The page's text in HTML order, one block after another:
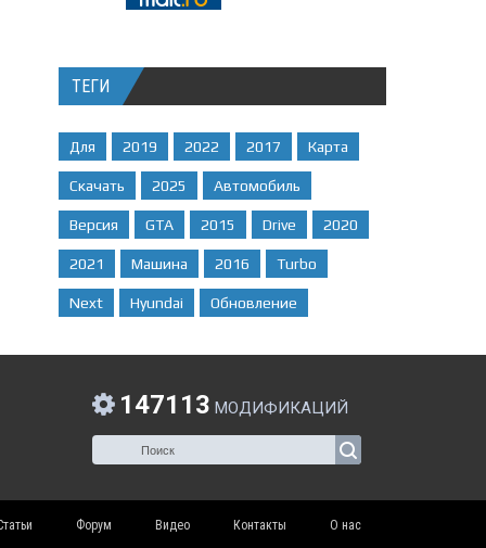
ТЕГИ
Для 2019 2022 2017 Карта
Скачать 2025 Автомобиль
Версия GTA 2015 Drive 2020
2021 Машина 2016 Turbo
Next Hyundai Обновление
147113 МОДИФИКАЦИЙ
Форум Видео Контакты О нас